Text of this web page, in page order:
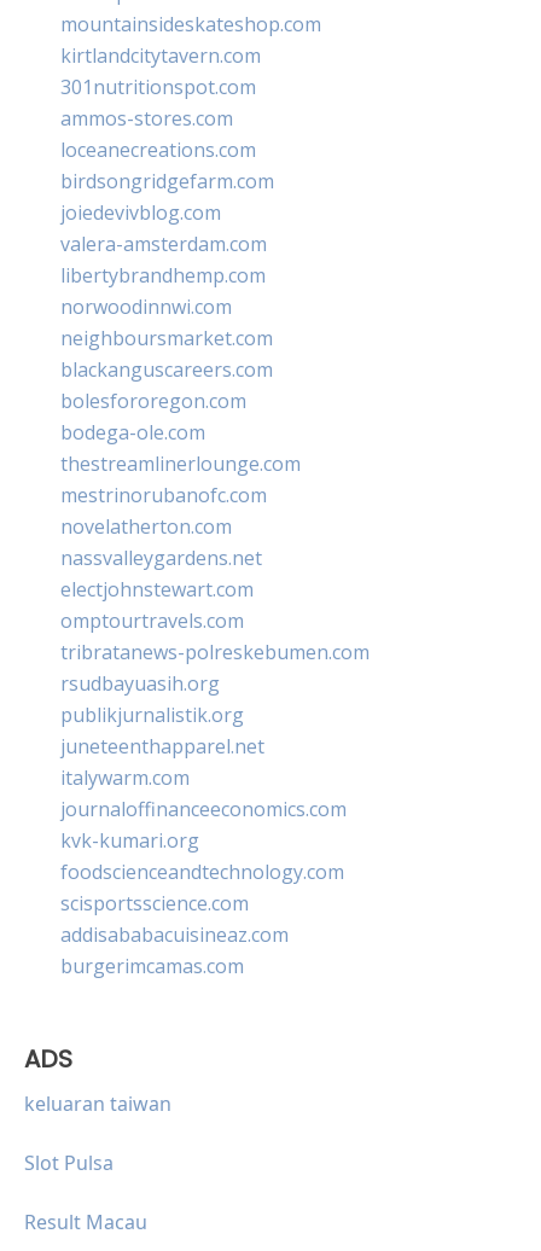
mountainsideskateshop.com
kirtlandcitytavern.com
301nutritionspot.com
ammos-stores.com
loceanecreations.com
birdsongridgefarm.com
joiedevivblog.com
valera-amsterdam.com
libertybrandhemp.com
norwoodinnwi.com
neighboursmarket.com
blackanguscareers.com
bolesfororegon.com
bodega-ole.com
thestreamlinerlounge.com
mestrinorubanofc.com
novelatherton.com
nassvalleygardens.net
electjohnstewart.com
omptourtravels.com
tribratanews-polreskebumen.com
rsudbayuasih.org
publikjurnalistik.org
juneteenthapparel.net
italywarm.com
journaloffinanceeconomics.com
kvk-kumari.org
foodscienceandtechnology.com
scisportsscience.com
addisababacuisineaz.com
burgerimcamas.com
ADS
keluaran taiwan
Slot Pulsa
Result Macau